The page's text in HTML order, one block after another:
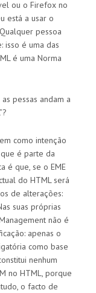
ou o Firefox no
está a usar o
pessoa
isso é uma das
é uma Norma
pessas andam a
como intenção
é parte da
é que, se o EME
do HTML será
de alterações:
suas próprias
não é
apenas o
como base
nenhum
no HTML, porque
o facto de